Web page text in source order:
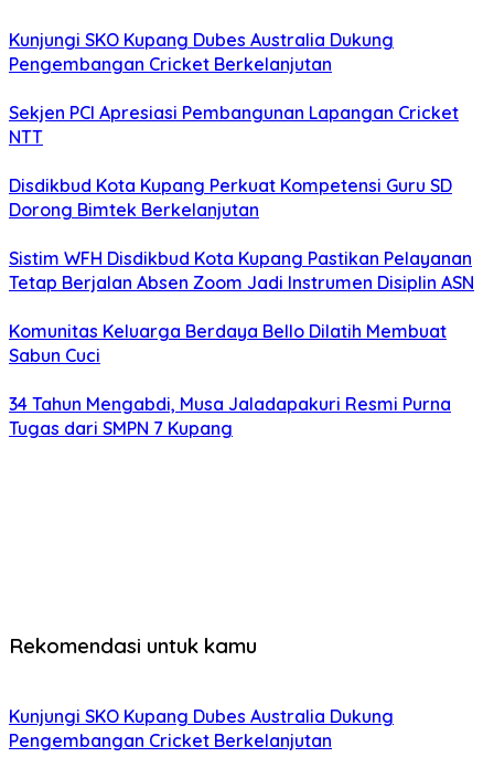
Kunjungi SKO Kupang Dubes Australia Dukung
Pengembangan Cricket Berkelanjutan
Sekjen PCI Apresiasi Pembangunan Lapangan Cricket
NTT
Disdikbud Kota Kupang Perkuat Kompetensi Guru SD
Dorong Bimtek Berkelanjutan
Sistim WFH Disdikbud Kota Kupang Pastikan Pelayanan
Tetap Berjalan Absen Zoom Jadi Instrumen Disiplin ASN
Komunitas Keluarga Berdaya Bello Dilatih Membuat
Sabun Cuci
34 Tahun Mengabdi, Musa Jaladapakuri Resmi Purna
Tugas dari SMPN 7 Kupang
Rekomendasi untuk kamu
Kunjungi SKO Kupang Dubes Australia Dukung
Pengembangan Cricket Berkelanjutan